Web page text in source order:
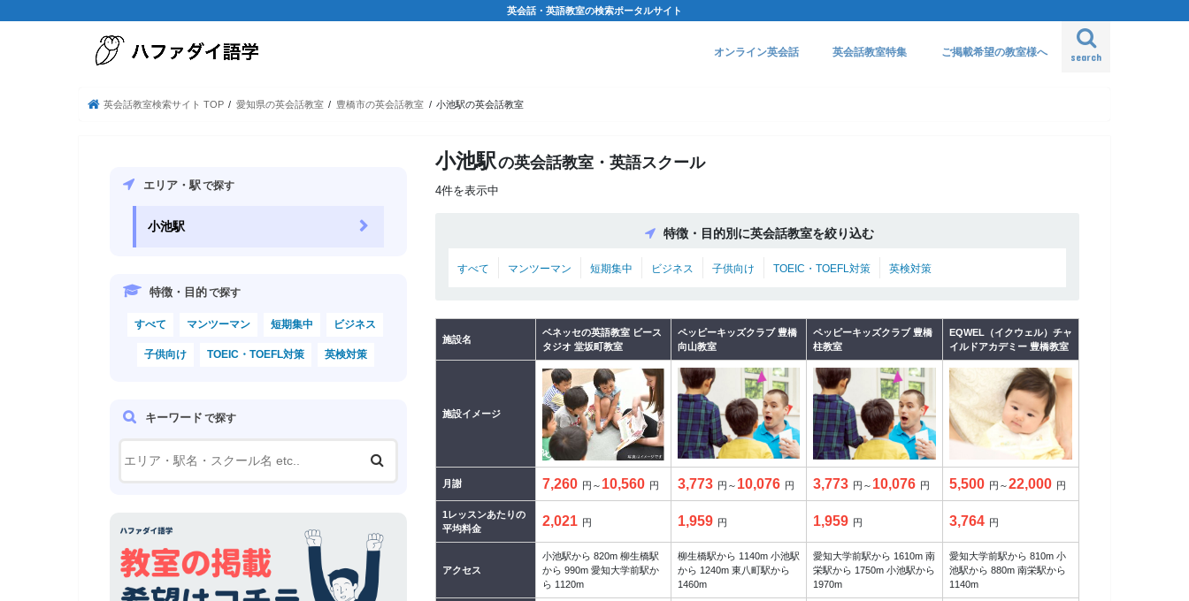
英会話・英語教室の検索ポータルサイト
search
オンライン英会話 英会話教室特集 ご掲載希望の教室様へ
英会話教室検索サイト TOP 愛知県の英会話教室 豊橋市の英会話教室 小池駅の英会話教室
小池駅の英会話教室・英語スクール
4件を表示中
特徴・目的別に英会話教室を絞り込む
すべて マンツーマン 短期集中 ビジネス 子供向け TOEIC・TOEFL対策 英検対策
施設名
ベネッセの英語教室 ビース
タジオ 堂坂町教室
ペッピーキッズクラブ 豊橋
向山教室
ペッピーキッズクラブ 豊橋
柱教室
EQWEL（イクウェル）チャ
イルドアカデミー 豊橋教室
施設イメージ
月謝 7,260 円～ 10,560 円 3,773 円～ 10,076 円 3,773 円～ 10,076 円 5,500 円～22,000 円
1レッスンあたりの
平均料金
2,021 円 1,959 円 1,959 円 3,764 円
アクセス
小池駅から 820m 柳生橋駅
から 990m 愛知大学前駅か
ら 1120m
柳生橋駅から 1140m 小池駅
から 1240m 東八町駅から
1460m
愛知大学前駅から 1610m 南
栄駅から 1750m 小池駅から
1970m
愛知大学前駅から 810m 小
池駅から 880m 南栄駅から
1140m
エリア・駅で探す
小池駅
特徴・目的で探す
すべて マンツーマン 短期集中 ビジネス
子供向け TOEIC・TOEFL対策 英検対策
キーワード で探す